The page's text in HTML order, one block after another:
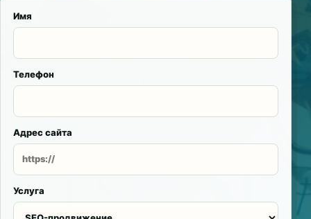
Имя
Телефон
Адрес сайта
Услуга